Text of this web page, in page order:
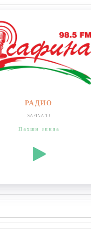
РАДИО
SAFINA.TJ
Пахши зинда